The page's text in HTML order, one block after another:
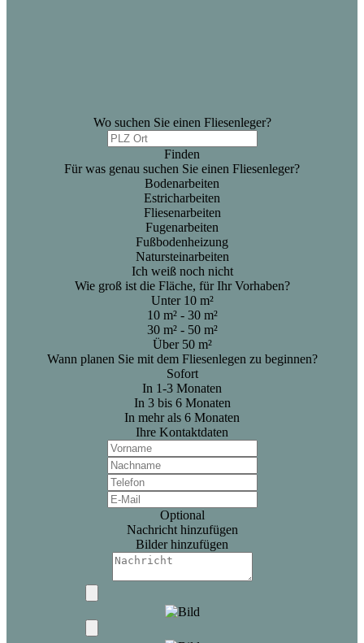
Wo suchen Sie einen Fliesenleger?
Finden
Für was genau suchen Sie einen Fliesenleger?
Bodenarbeiten
Estricharbeiten
Fliesenarbeiten
Fugenarbeiten
Fußbodenheizung
Natursteinarbeiten
Ich weiß noch nicht
Wie groß ist die Fläche, für Ihr Vorhaben?
Unter 10 m²
10 m² - 30 m²
30 m² - 50 m²
Über 50 m²
Wann planen Sie mit dem Fliesenlegen zu beginnen?
Sofort
In 1-3 Monaten
In 3 bis 6 Monaten
In mehr als 6 Monaten
Ihre Kontaktdaten
Optional
Nachricht hinzufügen
Bilder hinzufügen